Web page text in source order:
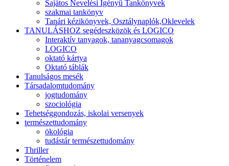
Sajátos Nevelési Igényű Tankönyvek
szakmai tankönyv
Tanári kézikönyvek, Osztálynaplók,Oklevelek
TANULÁSHOZ segédeszközök és LOGICO
Interaktív tanyagok, tananyagcsomagok
LOGICO
oktató kártya
Oktató táblák
Tanulságos mesék
Társadalomtudomány
jogtudomány
szociológia
Tehetséggondozás, iskolai versenyek
természettudomány
ökológia
tudástár természettudomány
Thriller
Történelem